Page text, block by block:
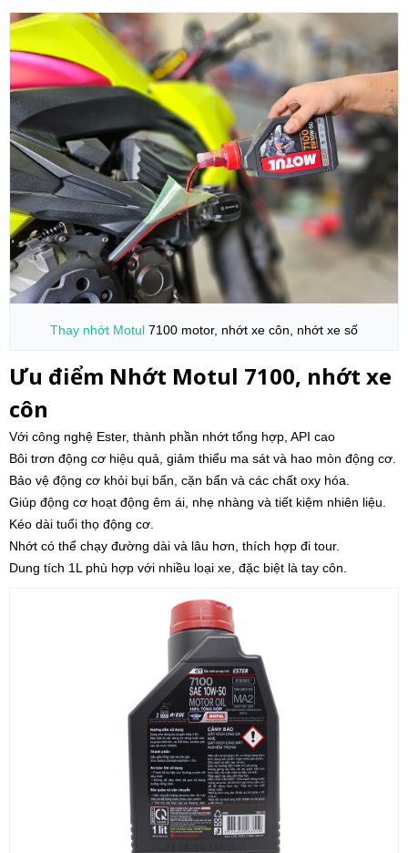
Thay nhớt Motul 7100 motor, nhớt xe côn, nhớt xe số
Ưu điểm Nhớt Motul 7100, nhớt xe
côn
Với công nghệ Ester, thành phần nhớt tổng hợp, API cao
Bôi trơn động cơ hiệu quả, giảm thiểu ma sát và hao mòn động cơ.
Bảo vệ động cơ khỏi bụi bẩn, cặn bẩn và các chất oxy hóa.
Giúp động cơ hoạt động êm ái, nhẹ nhàng và tiết kiệm nhiên liệu.
Kéo dài tuổi thọ động cơ.
Nhớt có thể chạy đường dài và lâu hơn, thích hợp đi tour.
Dung tích 1L phù hợp với nhiều loại xe, đặc biệt là tay côn.